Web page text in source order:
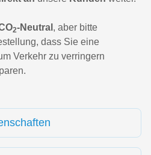
2-Neutral , aber bitte
dass Sie eine
Verkehr zu verringern